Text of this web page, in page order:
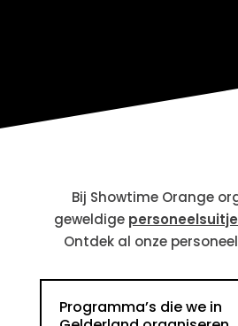
Bij Showtime Orange
geweldige
Ontdek al onze
Programma’s die we in